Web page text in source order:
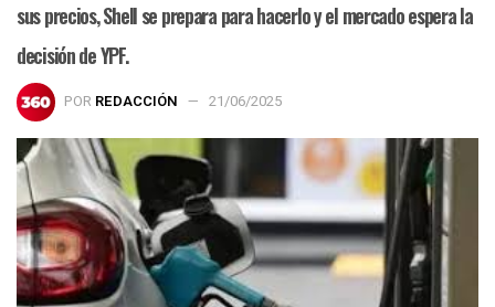
sus precios, Shell se prepara para hacerlo y el mercado espera la
decisión de YPF.
POR REDACCIÓN 21/06/2025